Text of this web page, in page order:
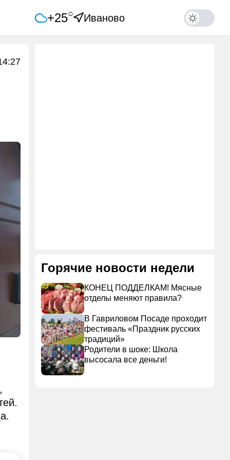
+25○ Иваново
Горячие новости недели
КОНЕЦ ПОДДЕЛКАМ! Мясные
отделы меняют правила?
В Гавриловом Посаде проходит
фестиваль «Праздник русских
традиций»
Родители в шоке: Школа
высосала все деньги!